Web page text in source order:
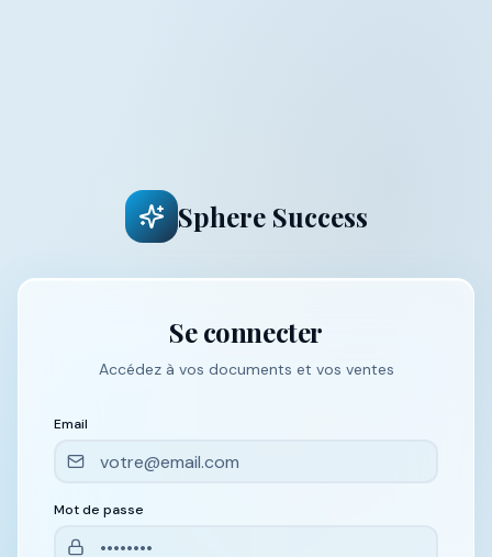
Sphere Success
Se connecter
Accédez à vos documents et vos ventes
Email
Mot de passe